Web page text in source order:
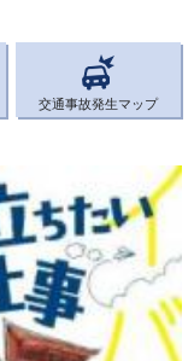
交通事故発生マップ